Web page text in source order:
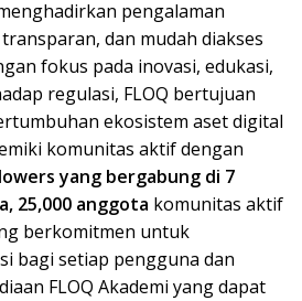
pengalaman
dan mudah diakses
fokus pada inovasi, edukasi,
regulasi, FLOQ bertujuan
ekosistem aset digital
komunitas aktif dengan
yang bergabung di 7
25,000 anggota komunitas aktif
berkomitmen untuk
bagi setiap pengguna dan
FLOQ Akademi yang dapat